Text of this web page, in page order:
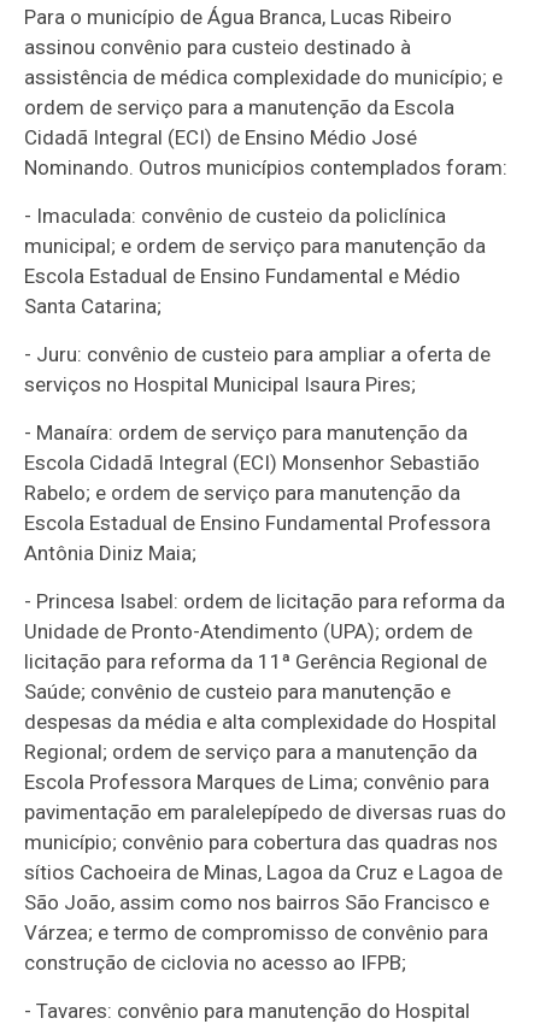
Para o município de Água Branca, Lucas Ribeiro
assinou convênio para custeio destinado à
assistência de médica complexidade do município; e
ordem de serviço para a manutenção da Escola
Cidadã Integral (ECI) de Ensino Médio José
Nominando. Outros municípios contemplados foram:
- Imaculada: convênio de custeio da policlínica
municipal; e ordem de serviço para manutenção da
Escola Estadual de Ensino Fundamental e Médio
Santa Catarina;
- Juru: convênio de custeio para ampliar a oferta de
serviços no Hospital Municipal Isaura Pires;
- Manaíra: ordem de serviço para manutenção da
Escola Cidadã Integral (ECI) Monsenhor Sebastião
Rabelo; e ordem de serviço para manutenção da
Escola Estadual de Ensino Fundamental Professora
Antônia Diniz Maia;
- Princesa Isabel: ordem de licitação para reforma da
Unidade de Pronto-Atendimento (UPA); ordem de
licitação para reforma da 11ª Gerência Regional de
Saúde; convênio de custeio para manutenção e
despesas da média e alta complexidade do Hospital
Regional; ordem de serviço para a manutenção da
Escola Professora Marques de Lima; convênio para
pavimentação em paralelepípedo de diversas ruas do
município; convênio para cobertura das quadras nos
sítios Cachoeira de Minas, Lagoa da Cruz e Lagoa de
São João, assim como nos bairros São Francisco e
Várzea; e termo de compromisso de convênio para
construção de ciclovia no acesso ao IFPB;
- Tavares: convênio para manutenção do Hospital